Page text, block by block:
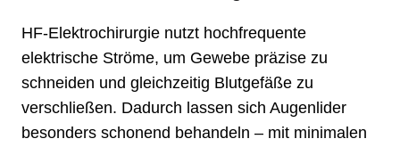
HF-Elektrochirurgie nutzt hochfrequente
elektrische Ströme, um Gewebe präzise zu
schneiden und gleichzeitig Blutgefäße zu
verschließen. Dadurch lassen sich Augenlider
besonders schonend behandeln – mit minimalen